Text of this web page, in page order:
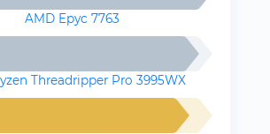
AMD Epyc 7763
Threadripper Pro 3995WX